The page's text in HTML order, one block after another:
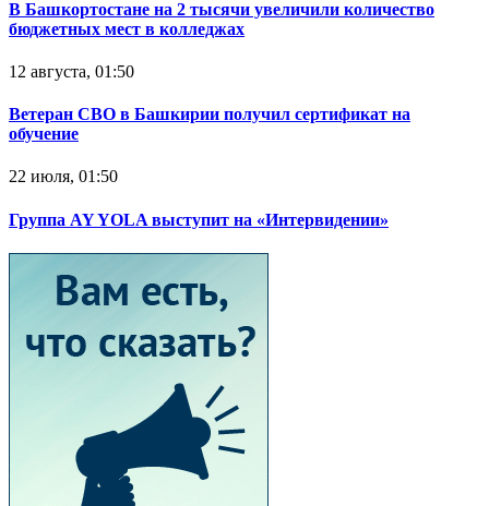
В Башкортостане на 2 тысячи увеличили количество
бюджетных мест в колледжах
12 августа, 01:50
Ветеран СВО в Башкирии получил сертификат на
обучение
22 июля, 01:50
Группа AY YOLA выступит на «Интервидении»